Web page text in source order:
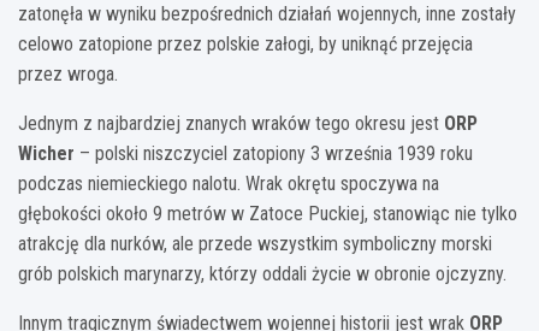
zatonęła w wyniku bezpośrednich działań wojennych, inne zostały
celowo zatopione przez polskie załogi, by uniknąć przejęcia
przez wroga.
Jednym z najbardziej znanych wraków tego okresu jest ORP
Wicher – polski niszczyciel zatopiony 3 września 1939 roku
podczas niemieckiego nalotu. Wrak okrętu spoczywa na
głębokości około 9 metrów w Zatoce Puckiej, stanowiąc nie tylko
atrakcję dla nurków, ale przede wszystkim symboliczny morski
grób polskich marynarzy, którzy oddali życie w obronie ojczyzny.
Innym tragicznym świadectwem wojennej historii jest wrak ORP